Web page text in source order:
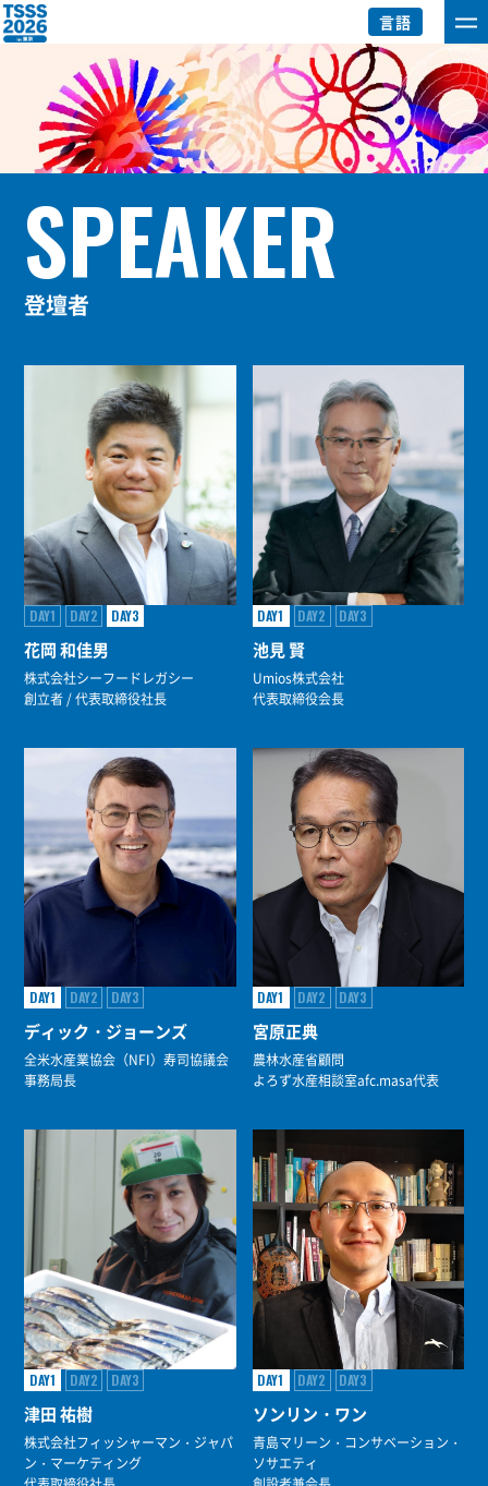
言語
SPEAKER
登壇者
DAY1 DAY2 DAY3
花岡 和佳男
株式会社シーフードレガシー
創立者 / 代表取締役社長
DAY1 DAY2 DAY3
池見 賢
Umios株式会社
代表取締役会長
DAY1 DAY2 DAY3
ディック・ジョーンズ
全米水産業協会（NFI）寿司協議会
事務局長
DAY1 DAY2 DAY3
宮原正典
農林水産省顧問
よろず水産相談室afc.masa代表
DAY1 DAY2 DAY3
津田 祐樹
株式会社フィッシャーマン・ジャパ
ン・マーケティング
DAY1 DAY2 DAY3
ソンリン・ワン
青島マリーン・コンサベーション・
ソサエティ